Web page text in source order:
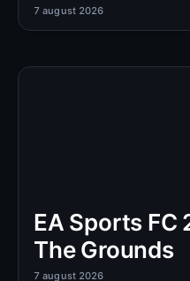
7 august 2026
EA Sports FC
The Grounds
7 august 2026